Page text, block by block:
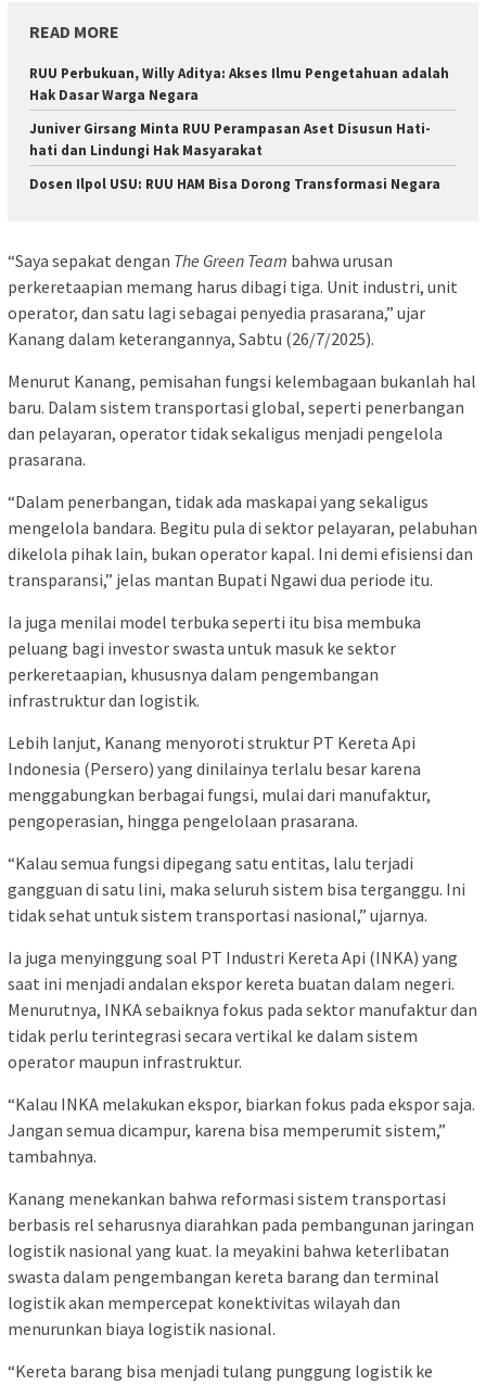
READ MORE
RUU Perbukuan, Willy Aditya: Akses Ilmu Pengetahuan adalah
Hak Dasar Warga Negara
Juniver Girsang Minta RUU Perampasan Aset Disusun Hati-
hati dan Lindungi Hak Masyarakat
Dosen Ilpol USU: RUU HAM Bisa Dorong Transformasi Negara
“Saya sepakat dengan The Green Team bahwa urusan
perkeretaapian memang harus dibagi tiga. Unit industri, unit
operator, dan satu lagi sebagai penyedia prasarana,” ujar
Kanang dalam keterangannya, Sabtu (26/7/2025).
Menurut Kanang, pemisahan fungsi kelembagaan bukanlah hal
baru. Dalam sistem transportasi global, seperti penerbangan
dan pelayaran, operator tidak sekaligus menjadi pengelola
prasarana.
“Dalam penerbangan, tidak ada maskapai yang sekaligus
mengelola bandara. Begitu pula di sektor pelayaran, pelabuhan
dikelola pihak lain, bukan operator kapal. Ini demi efisiensi dan
transparansi,” jelas mantan Bupati Ngawi dua periode itu.
Ia juga menilai model terbuka seperti itu bisa membuka
peluang bagi investor swasta untuk masuk ke sektor
perkeretaapian, khususnya dalam pengembangan
infrastruktur dan logistik.
Lebih lanjut, Kanang menyoroti struktur PT Kereta Api
Indonesia (Persero) yang dinilainya terlalu besar karena
menggabungkan berbagai fungsi, mulai dari manufaktur,
pengoperasian, hingga pengelolaan prasarana.
“Kalau semua fungsi dipegang satu entitas, lalu terjadi
gangguan di satu lini, maka seluruh sistem bisa terganggu. Ini
tidak sehat untuk sistem transportasi nasional,” ujarnya.
Ia juga menyinggung soal PT Industri Kereta Api (INKA) yang
saat ini menjadi andalan ekspor kereta buatan dalam negeri.
Menurutnya, INKA sebaiknya fokus pada sektor manufaktur dan
tidak perlu terintegrasi secara vertikal ke dalam sistem
operator maupun infrastruktur.
“Kalau INKA melakukan ekspor, biarkan fokus pada ekspor saja.
Jangan semua dicampur, karena bisa memperumit sistem,”
tambahnya.
Kanang menekankan bahwa reformasi sistem transportasi
berbasis rel seharusnya diarahkan pada pembangunan jaringan
logistik nasional yang kuat. Ia meyakini bahwa keterlibatan
swasta dalam pengembangan kereta barang dan terminal
logistik akan mempercepat konektivitas wilayah dan
menurunkan biaya logistik nasional.
“Kereta barang bisa menjadi tulang punggung logistik ke